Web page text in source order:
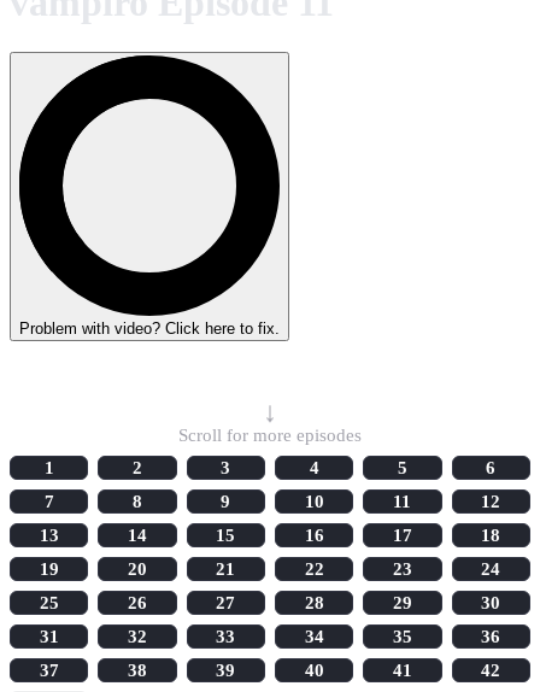
Problem with video? Click here to fix.
↓
Scroll for more episodes
1
2 3 4 5
6
7
8 9 10 11
12
13
14 15 16 17
18
19
20 21 22 23
24
25
26 27 28 29
30
31
32 33 34 35
36
37
38 39 40 41
42